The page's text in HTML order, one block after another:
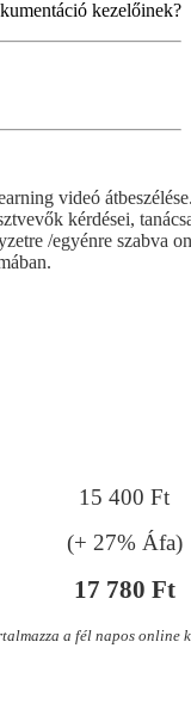
kezelőinek?
videó
kérdései,
/egyénre szabva
15 400 Ft
(+ 27% Áfa)
17 780 Ft
a fél napos online